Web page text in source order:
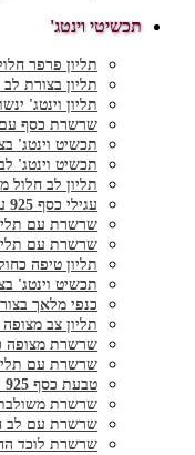
תכשיטי וינטג'
תליון פרפר
תליון בצורת
תליון וינטג'
שרשרת כסף עם
תכשיט וינטג'
תכשיט וינטג'
תליון לב
עגילי כסף 925 עם פנינה אמיתיים
שרשרת עם
שרשרת עם
תליון טיפה
תכשיט וינטג'
כנפי מלאך
תליון צב
שרשרת מצופה
שרשרת עם
טבעת כסף 925 עם אבן חן
שרשרת
שרשרת עם לב
שרשרת לוכד